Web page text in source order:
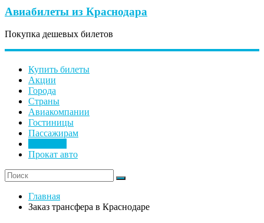
Авиабилеты из Краснодара
Покупка дешевых билетов
Купить билеты
Акции
Города
Страны
Авиакомпании
Гостиницы
Пассажирам
Прокат авто
Главная
Заказ трансфера в Краснодаре